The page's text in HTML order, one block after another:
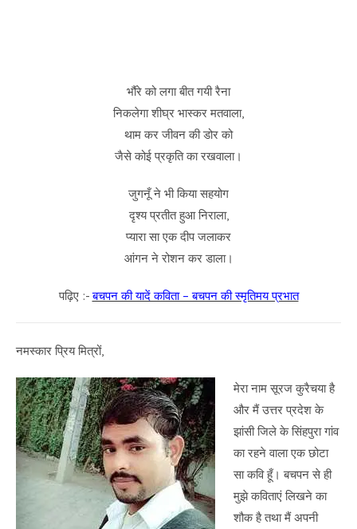
भौंरे को लगा बीत गयी रैना
निकलेगा शीघ्र भास्कर मतवाला,
थाम कर जीवन की डोर को
जैसे कोई प्रकृति का रखवाला।
जुगनूँ ने भी किया सहयोग
दृश्य प्रतीत हुआ निराला,
प्यारा सा एक दीप जलाकर
आंगन ने रोशन कर डाला।
पढ़िए :-बचपन की यादें कविता – बचपन की स्मृतिमय प्रभात
नमस्कार प्रिय मित्रों,
मेरा नाम सूरज कुरैचया है
और मैं उत्तर प्रदेश के
झांसी जिले के सिंहपुरा गांव
का रहने वाला एक छोटा
सा कवि हूँ। बचपन से ही
मुझे कविताएं लिखने का
शौक है तथा मैं अपनी